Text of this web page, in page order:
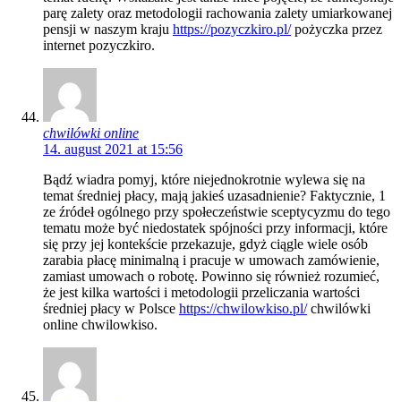
parę zalety oraz metodologii rachowania zalety umiarkowanej
pensji w naszym kraju https://pozyczkiro.pl/pożyczka przez
internet pozyczkiro.
chwilówki online
14. august 2021 at 15:56
Bądź wiadra pomyj, które niejednokrotnie wylewa się na
temat średniej płacy, mają jakieś uzasadnienie? Faktycznie, 1
ze źródeł ogólnego przy społeczeństwie sceptycyzmu do tego
tematu może być niedostatek spójności przy informacji, które
się przy jej kontekście przekazuje, gdyż ciągle wiele osób
zarabia płacę minimalną i pracuje w umowach zamówienie,
zamiast umowach o robotę. Powinno się również rozumieć,
że jest kilka wartości i metodologii przeliczania wartości
średniej płacy w Polsce https://chwilowkiso.pl/chwilówki
online chwilowkiso.